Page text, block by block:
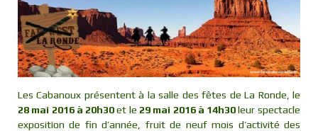
Les Cabanoux présentent à la salle des fêtes de La Ronde, le
28 mai 2016 à 20h30et le 29 mai 2016 à 14h30leur spectacle
exposition de fin d’année, fruit de neuf mois d’activité des